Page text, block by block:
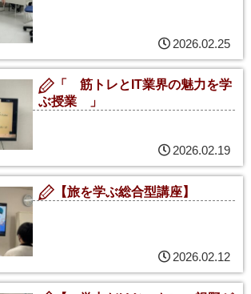
2026.02.25
「 筋トレとIT業界の魅力を学
ぶ授業 」
2026.02.19
【旅を学ぶ総合型講座】
2026.02.12